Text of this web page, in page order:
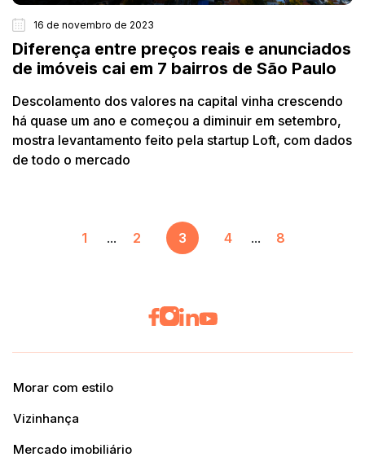
16 de novembro de 2023
Diferença entre preços reais e anunciados
de imóveis cai em 7 bairros de São Paulo
Descolamento dos valores na capital vinha crescendo
há quase um ano e começou a diminuir em setembro,
mostra levantamento feito pela startup Loft, com dados
de todo o mercado
1 ... 2 3 4 ... 8
Morar com estilo
Vizinhança
Mercado imobiliário